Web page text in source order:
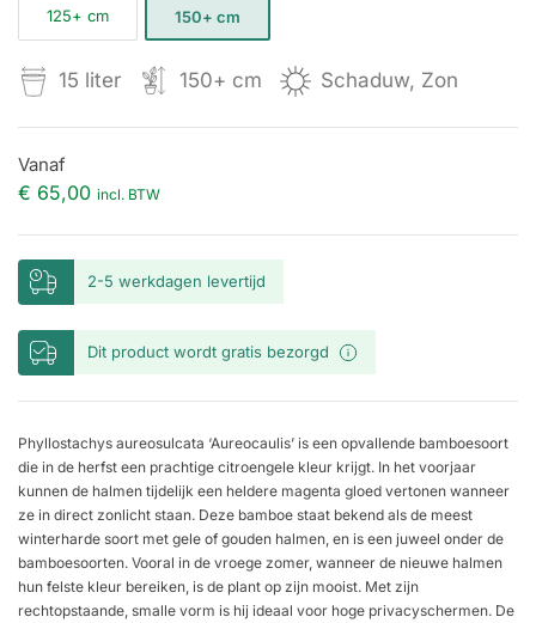
125+ cm 150+ cm
15 liter 150+ cm Schaduw, Zon
Vanaf
€ 65,00 incl. BTW
2-5 werkdagen levertijd
Dit product wordt gratis bezorgd
Phyllostachys aureosulcata ‘Aureocaulis’ is een opvallende bamboesoort
die in de herfst een prachtige citroengele kleur krijgt. In het voorjaar
kunnen de halmen tijdelijk een heldere magenta gloed vertonen wanneer
ze in direct zonlicht staan. Deze bamboe staat bekend als de meest
winterharde soort met gele of gouden halmen, en is een juweel onder de
bamboesoorten. Vooral in de vroege zomer, wanneer de nieuwe halmen
hun felste kleur bereiken, is de plant op zijn mooist. Met zijn
rechtopstaande, smalle vorm is hij ideaal voor hoge privacyschermen. De